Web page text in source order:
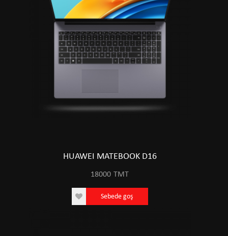
HUAWEI MATEBOOK D16
18000 TMT
Sebede goş